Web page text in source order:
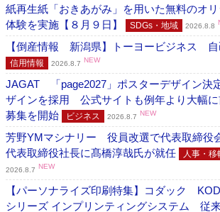
紙再生紙「おきあがみ」を用いた無料のオ
体験を実施【８月９日】
SDGs・地域 2026.8.8
【倒産情報 新潟県】トーヨービジネス 自
信用情報 2026.8.7 NEW
JAGAT 「page2027」ポスターデザイン決
ザインを採用 公式サイトも例年より大幅に
募集を開始
ビジネス 2026.8.7 NEW
芳野YMマシナリー 役員改選で代表取締役
代表取締役社長に髙橋淳哉氏が就任
人事・移
2026.8.7 NEW
【パーソナライズ印刷特集】コダック
シリーズ インプリンティングシステム 従